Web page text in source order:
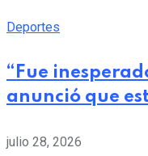
Deportes
“Fue
anunció que
julio 28, 2026